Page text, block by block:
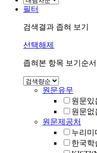
필터
검색결과 좁혀 보기
선택해제
좁혀본 항목 보기순서
원문유무
원문있
원문없
원문제공처
누리미
한국학